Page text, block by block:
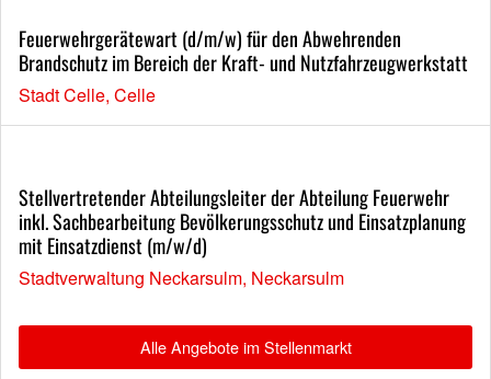
Feuerwehrgerätewart (d/m/w) für den Abwehrenden
Brandschutz im Bereich der Kraft- und Nutzfahrzeugwerkstatt
Stadt Celle, Celle
Stellvertretender Abteilungsleiter der Abteilung Feuerwehr
inkl. Sachbearbeitung Bevölkerungsschutz und Einsatzplanung
mit Einsatzdienst (m/w/d)
Stadtverwaltung Neckarsulm, Neckarsulm
Alle Angebote im Stellenmarkt